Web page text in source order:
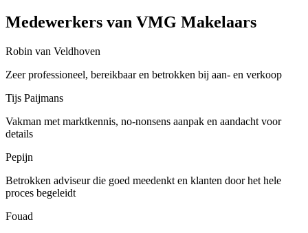
Medewerkers van VMG Makelaars
Robin van Veldhoven
Zeer professioneel, bereikbaar en betrokken bij aan- en verkoop
Tijs Paijmans
Vakman met marktkennis, no-nonsens aanpak en aandacht voor
details
Pepijn
Betrokken adviseur die goed meedenkt en klanten door het hele
proces begeleidt
Fouad